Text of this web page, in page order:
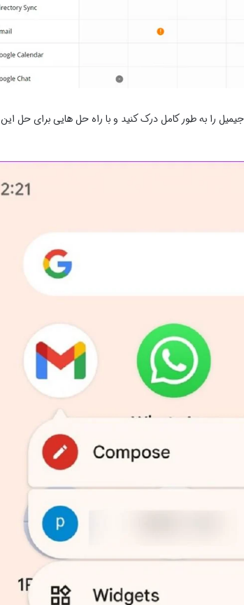
را به طور کامل درک کنید و با راه حل هایی برای حل این